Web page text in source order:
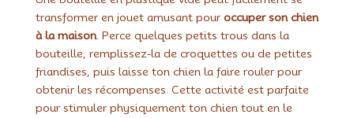
transformer en jouet amusant pour occuper son chien
à la maison. Perce quelques petits trous dans la
bouteille, remplissez-la de croquettes ou de petites
friandises, puis laisse ton chien la faire rouler pour
obtenir les récompenses. Cette activité est parfaite
pour stimuler physiquement ton chien tout en le